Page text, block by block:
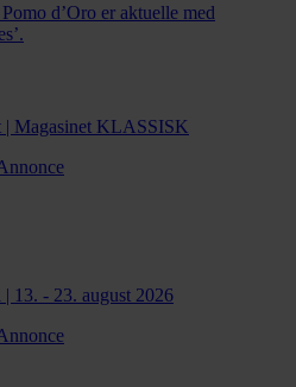
d’Oro er aktuelle med